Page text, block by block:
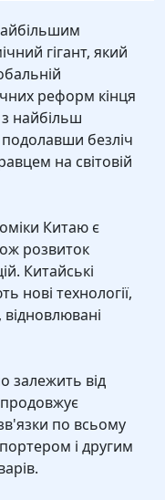
гігант, який
реформ кінця
з найбільш
безліч
на світовій
Китаю є
розвиток
Китайські
нові технології,
залежить від
продовжує
по всьому
і другим